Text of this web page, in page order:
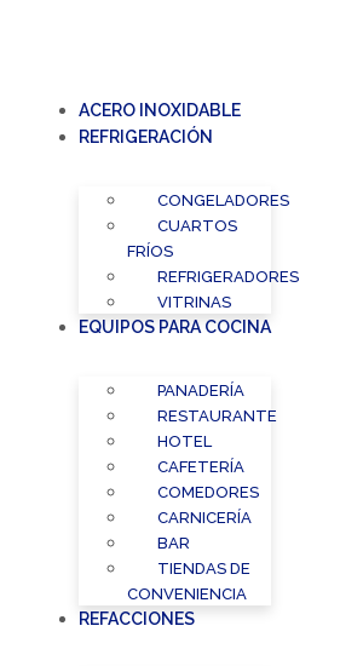
ACERO INOXIDABLE
REFRIGERACIÓN
CONGELADORES
CUARTOS
FRÍOS
REFRIGERADORES
VITRINAS
EQUIPOS PARA COCINA
PANADERÍA
RESTAURANTE
HOTEL
CAFETERÍA
COMEDORES
CARNICERÍA
BAR
TIENDAS DE
CONVENIENCIA
REFACCIONES